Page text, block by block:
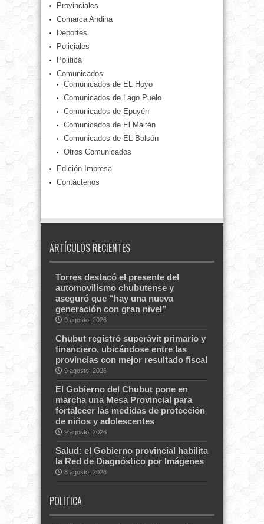
Provinciales
Comarca Andina
Deportes
Policiales
Politica
Comunicados
Comunicados de EL Hoyo
Comunicados de Lago Puelo
Comunicados de Epuyén
Comunicados de El Maitén
Comunicados de EL Bolsón
Otros Comunicados
Edición Impresa
Contáctenos
ARTÍCULOS RECIENTES
Torres destacó el presente del
automovilismo chubutense y
aseguró que “hay una nueva
generación con gran nivel”
9 agosto, 2026
Chubut registró superávit primario y
financiero, ubicándose entre las
provincias con mejor resultado fiscal
9 agosto, 2026
El Gobierno del Chubut pone en
marcha una Mesa Provincial para
fortalecer las medidas de protección
de niños y adolescentes
9 agosto, 2026
Salud: el Gobierno provincial habilita
la Red de Diagnóstico por Imágenes
8 agosto, 2026
POLITICA